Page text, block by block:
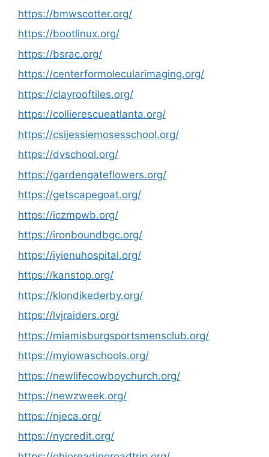
https://bmwscotter.org/
https://bootlinux.org/
https://bsrac.org/
https://centerformolecularimaging.org/
https://clayrooftiles.org/
https://collierescueatlanta.org/
https://csijessiemosesschool.org/
https://dvschool.org/
https://gardengateflowers.org/
https://getscapegoat.org/
https://iczmpwb.org/
https://ironboundbgc.org/
https://iyienuhospital.org/
https://kanstop.org/
https://klondikederby.org/
https://lvjraiders.org/
https://miamisburgsportsmensclub.org/
https://myiowaschools.org/
https://newlifecowboychurch.org/
https://newzweek.org/
https://njeca.org/
https://nycredit.org/